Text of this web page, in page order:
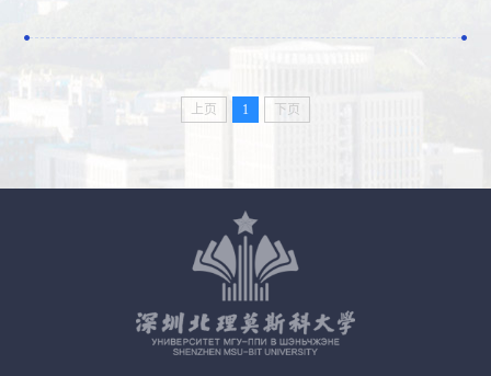
亚对文学的历史政治性和艺术审美性的思考与平衡。
上页 1 下页